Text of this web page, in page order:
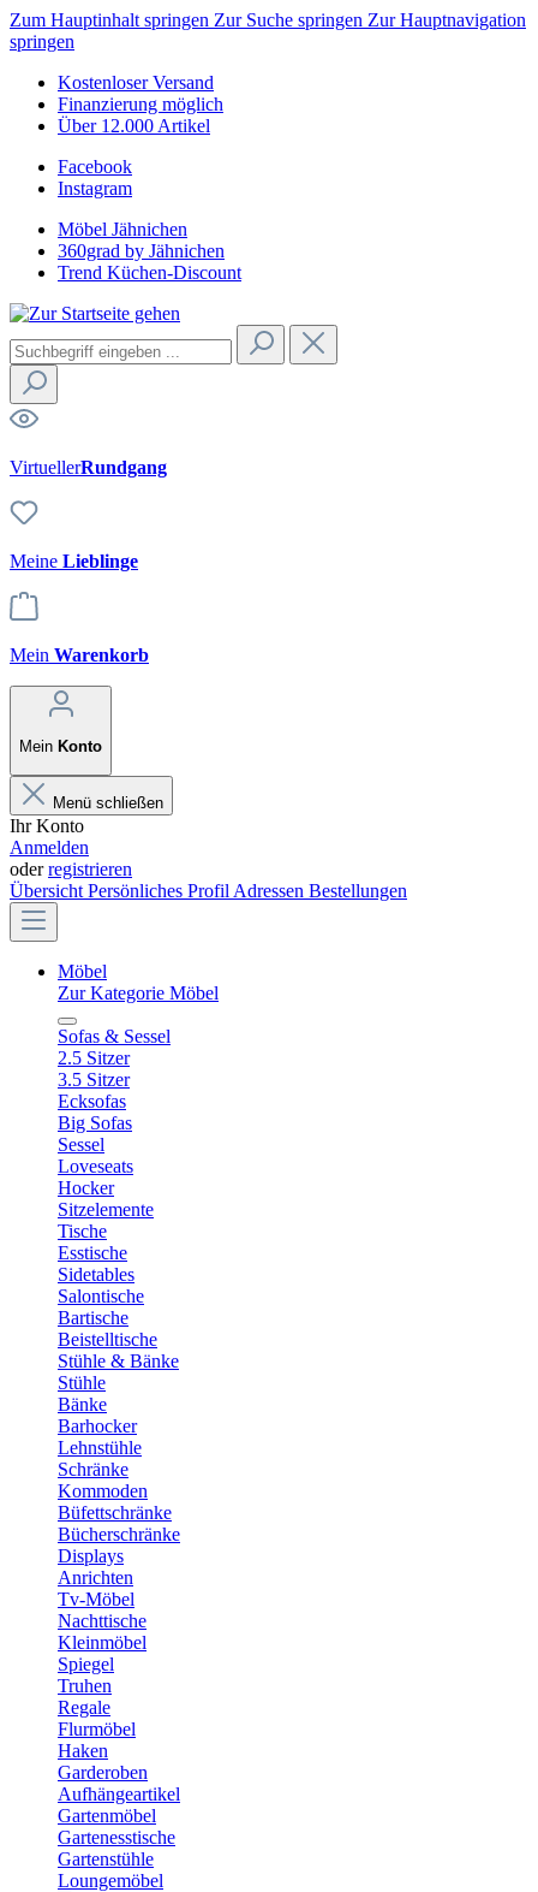
Zum Hauptinhalt springen Zur Suche springen Zur Hauptnavigation
springen
Kostenloser Versand
Finanzierung möglich
Über 12.000 Artikel
Facebook
Instagram
Möbel Jähnichen
360grad by Jähnichen
Trend Küchen-Discount
VirtuellerRundgang
Meine Lieblinge
Mein Warenkorb
Mein Konto
Menü schließen
Ihr Konto
Anmelden
oderregistrieren
Übersicht Persönliches Profil Adressen Bestellungen
Möbel
Zur Kategorie Möbel
Sofas & Sessel
2.5 Sitzer
3.5 Sitzer
Ecksofas
Big Sofas
Sessel
Loveseats
Hocker
Sitzelemente
Tische
Esstische
Sidetables
Salontische
Bartische
Beistelltische
Stühle & Bänke
Stühle
Bänke
Barhocker
Lehnstühle
Schränke
Kommoden
Büfettschränke
Bücherschränke
Displays
Anrichten
Tv-Möbel
Nachttische
Kleinmöbel
Spiegel
Truhen
Regale
Flurmöbel
Haken
Garderoben
Aufhängeartikel
Gartenmöbel
Gartenesstische
Gartenstühle
Loungemöbel